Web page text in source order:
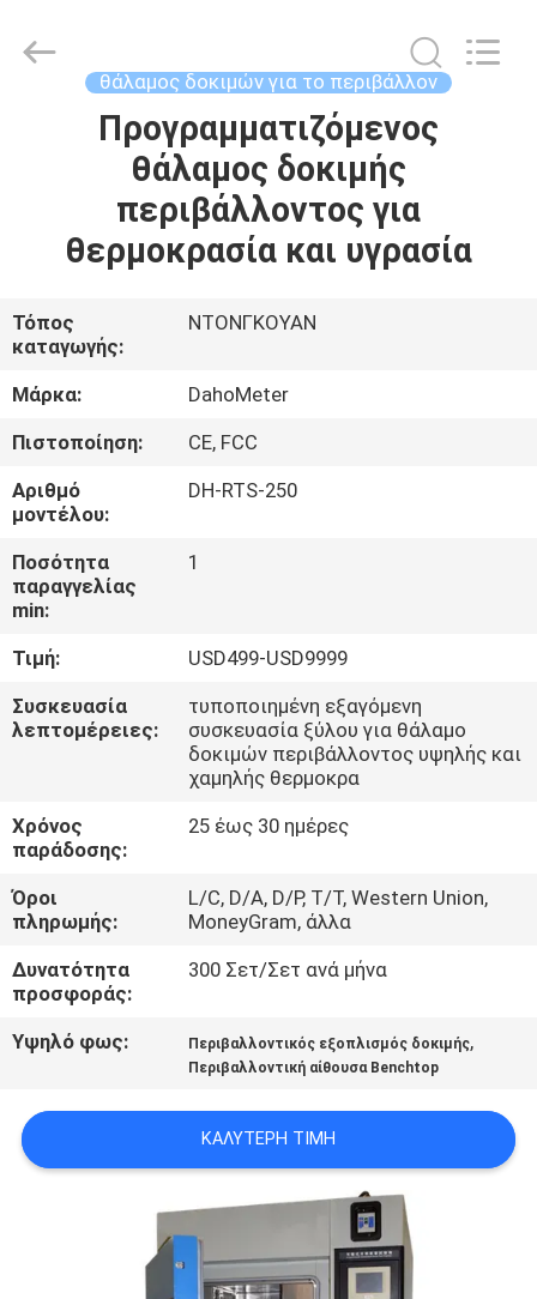
ΠΡΟΪΌΝΤΑ
ΠΕΡΊΠΟΥ
ΕΜΕΊΣ
ΓΎΡΟΣ
ΕΡΓΟΣΤΑΣΊΩΝ
ΠΟΙΟΤΙΚΌΣ
ΈΛΕΓΧΟΣ
ΕΛΆΤΕ
ΣΕ
ΕΠΑΦΉ
ΖΗΤΉΣΤΕ
ΈΝΑ
ΑΠΌΣΠΑΣΜΑ
SITEMAP
PRIVACY
POLICY
Guangdong Hongtuo Instrument Technology Co.,Ltd.
θάλαμος δοκιμών για το περιβάλλον
Προγραμματιζόμενος
θάλαμος δοκιμής
περιβάλλοντος για
θερμοκρασία και υγρασία
Τόπος
καταγωγής:
ΝΤΟΝΓΚΟΥΑΝ
Μάρκα:
DahoMeter
Πιστοποίηση:
CE, FCC
Αριθμό
μοντέλου:
DH-RTS-250
Ποσότητα
παραγγελίας
min:
1
Τιμή:
USD499-USD9999
Συσκευασία
λεπτομέρειες:
τυποποιημένη εξαγόμενη
συσκευασία ξύλου για θάλαμο
δοκιμών περιβάλλοντος υψηλής και
χαμηλής θερμοκρα
Χρόνος
παράδοσης:
25 έως 30 ημέρες
Όροι
πληρωμής:
L/C, D/A, D/P, T/T, Western Union,
MoneyGram, άλλα
Δυνατότητα
προσφοράς:
300 Σετ/Σετ ανά μήνα
Υψηλό φως: Περιβαλλοντικός εξοπλισμός δοκιμής,
Περιβαλλοντική αίθουσα Benchtop
ΚΑΛΎΤΕΡΗ ΤΙΜΉ